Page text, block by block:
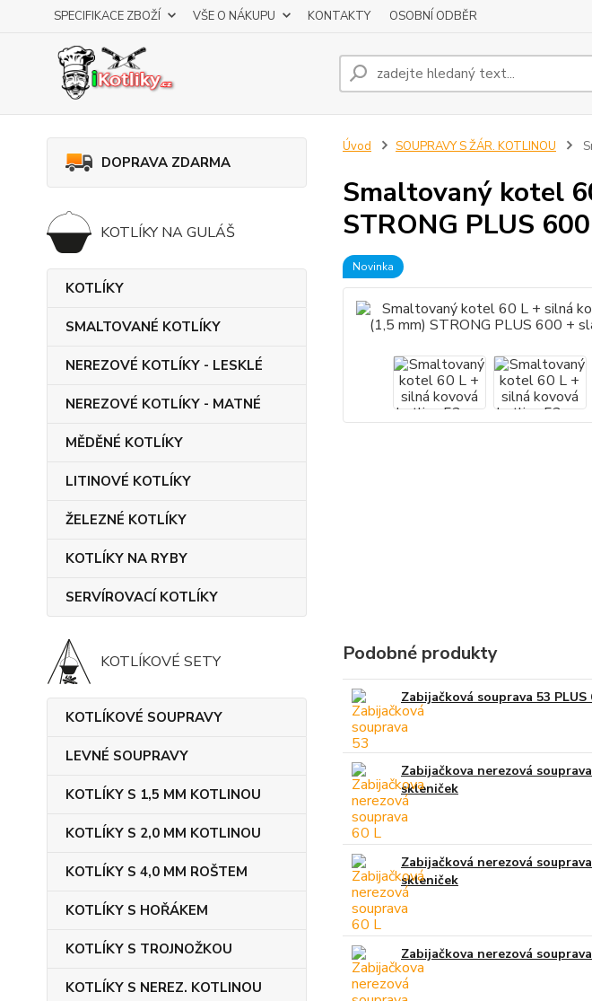
SPECIFIKACE ZBOŽÍ VŠE O NÁKUPU KONTAKTY OSOBNÍ ODBĚR
DOPRAVA ZDARMA
KOTLÍKY NA GULÁŠ
KOTLÍKY
SMALTOVANÉ KOTLÍKY
NEREZOVÉ KOTLÍKY - LESKLÉ
NEREZOVÉ KOTLÍKY - MATNÉ
MĚDĚNÉ KOTLÍKY
LITINOVÉ KOTLÍKY
ŽELEZNÉ KOTLÍKY
KOTLÍKY NA RYBY
SERVÍROVACÍ KOTLÍKY
KOTLÍKOVÉ SETY
KOTLÍKOVÉ SOUPRAVY
LEVNÉ SOUPRAVY
KOTLÍKY S 1,5 MM KOTLINOU
KOTLÍKY S 2,0 MM KOTLINOU
KOTLÍKY S 4,0 MM ROŠTEM
KOTLÍKY S HOŘÁKEM
KOTLÍKY S TROJNOŽKOU
KOTLÍKY S NEREZ. KOTLINOU
Úvod SOUPRAVY S ŽÁR. KOTLINOU
Smaltovaný kotel
STRONG PLUS
Novinka
Podobné produkty
Zabijačková souprava 53
Zabijačkova nerezová
skleniček
Zabijačková nerezová
skleniček
Zabijačkova nerezová